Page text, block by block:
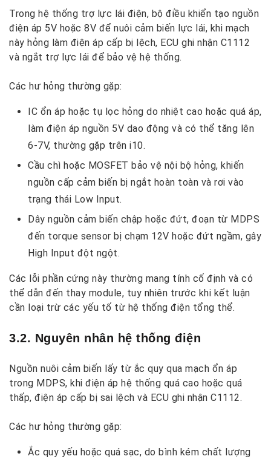
Trong hệ thống trợ lực lái điện, bộ điều khiển tạo nguồn
điện áp 5V hoặc 8V để nuôi cảm biến lực lái, khi mạch
này hỏng làm điện áp cấp bị lệch, ECU ghi nhận C1112
và ngắt trợ lực lái để bảo vệ hệ thống.
Các hư hỏng thường gặp:
IC ổn áp hoặc tụ lọc hỏng do nhiệt cao hoặc quá áp,
làm điện áp nguồn 5V dao động và có thể tăng lên
6-7V, thường gặp trên i10.
Cầu chì hoặc MOSFET bảo vệ nội bộ hỏng, khiến
nguồn cấp cảm biến bị ngắt hoàn toàn và rơi vào
trạng thái Low Input.
Dây nguồn cảm biến chập hoặc đứt, đoạn từ MDPS
đến torque sensor bị chạm 12V hoặc đứt ngầm, gây
High Input đột ngột.
Các lỗi phần cứng này thường mang tính cố định và có
thể dẫn đến thay module, tuy nhiên trước khi kết luận
cần loại trừ các yếu tố từ hệ thống điện tổng thể.
3.2. Nguyên nhân hệ thống điện
Nguồn nuôi cảm biến lấy từ ắc quy qua mạch ổn áp
trong MDPS, khi điện áp hệ thống quá cao hoặc quá
thấp, điện áp cấp bị sai lệch và ECU ghi nhận C1112.
Các hư hỏng thường gặp:
Ắc quy yếu hoặc quá sạc, do bình kém chất lượng